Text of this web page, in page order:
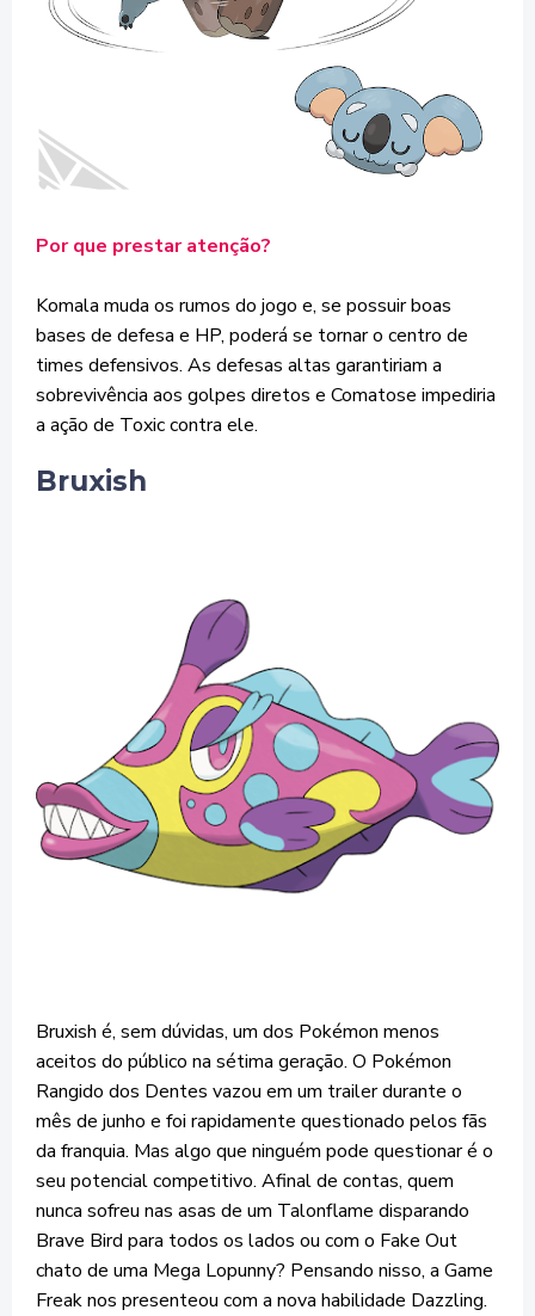
Por que prestar atenção?
Komala muda os rumos do jogo e, se possuir boas
bases de defesa e HP, poderá se tornar o centro de
times defensivos. As defesas altas garantiriam a
sobrevivência aos golpes diretos e Comatose impediria
a ação de Toxic contra ele.
Bruxish
Bruxish é, sem dúvidas, um dos Pokémon menos
aceitos do público na sétima geração. O Pokémon
Rangido dos Dentes vazou em um trailer durante o
mês de junho e foi rapidamente questionado pelos fãs
da franquia. Mas algo que ninguém pode questionar é o
seu potencial competitivo. Afinal de contas, quem
nunca sofreu nas asas de um Talonflame disparando
Brave Bird para todos os lados ou com o Fake Out
chato de uma Mega Lopunny? Pensando nisso, a Game
Freak nos presenteou com a nova habilidade Dazzling.